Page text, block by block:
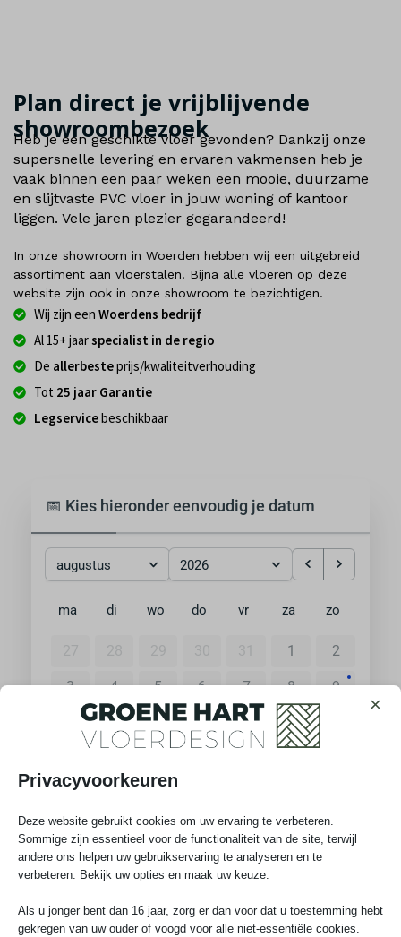
Plan direct je vrijblijvende
showroombezoek
Heb je een geschikte vloer gevonden? Dankzij onze
supersnelle levering en ervaren vakmensen heb je
vaak binnen een paar weken een mooie, duurzame
en slijtvaste PVC vloer in jouw woning of kantoor
liggen. Vele jaren plezier gegarandeerd!
In onze showroom in Woerden hebben wij een uitgebreid
assortiment aan vloerstalen. Bijna alle vloeren op deze
website zijn ook in onze showroom te bezichtigen.
Wij zijn een Woerdens bedrijf
Al 15+ jaarspecialist in de regio
De allerbesteprijs/kwaliteitverhouding
Tot 25 jaar Garantie
Legservicebeschikbaar
📅 Kies hieronder eenvoudig je datum
augustus 2026
ma di wo do vr za zo
27 28 29 30 31 1 2
3 4 5 6 7 8 9
11 12 13 14 15
24
31 1 2 3 4 5 6
Privacyvoorkeuren
×
Deze website gebruikt cookies om uw ervaring te verbeteren.
Sommige zijn essentieel voor de functionaliteit van de site, terwijl
andere ons helpen uw gebruikservaring te analyseren en te
verbeteren. Bekijk uw opties en maak uw keuze.
Als u jonger bent dan 16 jaar, zorg er dan voor dat u toestemming hebt
gekregen van uw ouder of voogd voor alle niet-essentiële cookies.